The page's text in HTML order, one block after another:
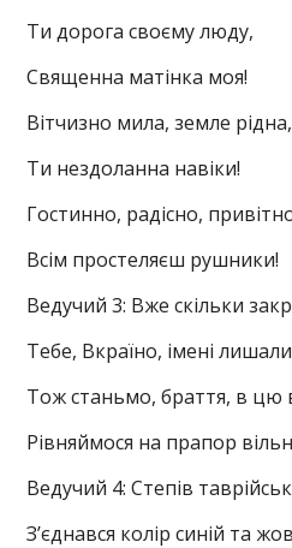
Ти дорога своєму люду,
Священна матінка моя!
Вітчизно мила, земле рідна,
Ти нездоланна навіки!
Гостинно, радісно,
Всім простеляєш рушники!
Ведучий 3: Вже скільки
Тебе, Вкраїно, імені
Тож станьмо, браття, в цю
Рівняймося на прапор
Ведучий 4: Степів
З’єднався колір синій та